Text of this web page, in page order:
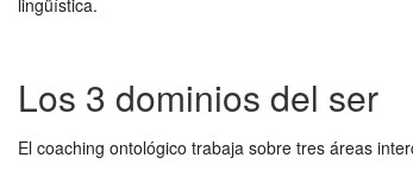
lingüística.
Los 3 dominios del ser
El coaching ontológico trabaja sobre tres áreas